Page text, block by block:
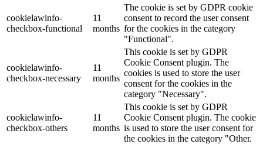
cookielawinfo-
checkbox-functional
11
months
The cookie is set by GDPR cookie
consent to record the user consent
for the cookies in the category
"Functional".
cookielawinfo-
checkbox-necessary
11
months
This cookie is set by GDPR
Cookie Consent plugin. The
cookies is used to store the user
consent for the cookies in the
category "Necessary".
cookielawinfo-
checkbox-others
11
months
This cookie is set by GDPR
Cookie Consent plugin. The cookie
is used to store the user consent for
the cookies in the category "Other.